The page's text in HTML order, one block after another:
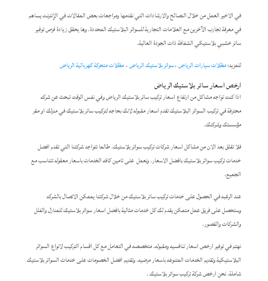
في الاخير العمل من خلال النصائح والارشادات التي نقدمها ومراجعات بعض المقالات في الإنترنت يساهم
في معرفة تجارب الآخرين مع العلامات التجارية للسواتر البلاستيك المحددة. وها يحقق زيادة فرص توفير
ساتر خشبي بلاستيكي الشفافة ذات الجودة العالية.
للمزيد:مظلات سيارات الرياض،سواتر بلاستيك الرياض، مظلات متحركة كهربائية الرياض
ارخص اسعار ساتر بلاستيك الرياض
اذا كنت تواجه مشاكل من ارتفاع اسعار تركيب ساتر بلاستيك الرياض وفي نفس الوقت تبحث عن شركه
محترفة في تركيب السواتر البلاستيك تقدم اسعار مقبوله لانك بحاجه لتركيب ساتر بلاستيك في منزلك او مقر
مؤسستك وشركتك.
فلا تقلق بعد الان من مشاكل اسعار شركات تركيب سواتر بلاستيك. طالما تتواجد شركتنا التي تقدم افضل
خدمات تركيب سواتر بلاستيك بافضل الاسعار. ونعمل على تامين كافه الخدمات باسعار معقوله تتناسب مع
الجميع.
عند الرغبه في الحصول على خدمات تركيب ساتر بلاستيك من خلال شركتنا يممكن الاتصال بالشركه
وستحصل على فريق عمل متمكن يقدم لك كل خدمات مثالية بافضل اسعار سواتر بلاستيك للمنازل والفلل
والشركات والقصور.
نهتم في توفير ارخص اسعار تنافسيه ومقبوله. متخصصه في التعامل مع كل اقسام التركيب لانواع السواتر
البلاستيكية وتقديم الخدمات المتنوعه باسعار مرضيه. وتقديم افضل الخصومات على خدمات السواتر بلاستيك
شاملة. نحن ارخص شركة تركيب سواتر بلاستيك .